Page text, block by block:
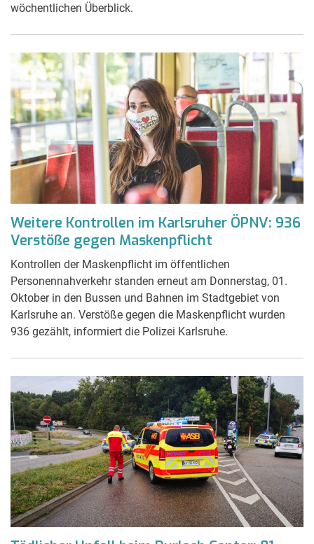
wöchentlichen Überblick.
Weitere Kontrollen im Karlsruher ÖPNV: 936
Verstöße gegen Maskenpflicht
Kontrollen der Maskenpflicht im öffentlichen
Personennahverkehr standen erneut am Donnerstag, 01.
Oktober in den Bussen und Bahnen im Stadtgebiet von
Karlsruhe an. Verstöße gegen die Maskenpflicht wurden
936 gezählt, informiert die Polizei Karlsruhe.